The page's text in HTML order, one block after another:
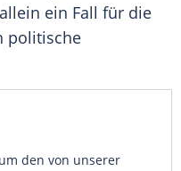
ein Fall für die
politische
den von unserer